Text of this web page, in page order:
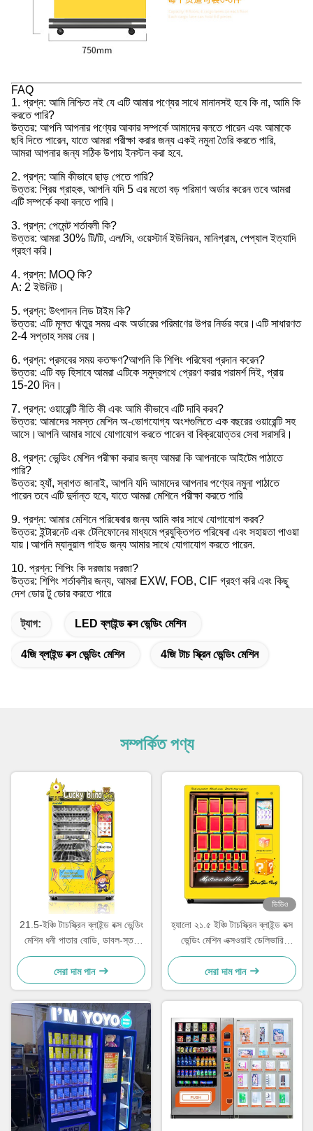
FAQ
1. প্রশ্ন: আমি নিশ্চিত নই যে এটি আমার পণ্যের সাথে মানানসই হবে কি না, আমি কি
করতে পারি?
উত্তর: আপনি আপনার পণ্যের আকার সম্পর্কে আমাদের বলতে পারেন এবং আমাকে
ছবি দিতে পারেন, যাতে আমরা পরীক্ষা করার জন্য একই নমুনা তৈরি করতে পারি,
আমরা আপনার জন্য সঠিক উপায় ইনস্টল করা হবে.
2. প্রশ্ন: আমি কীভাবে ছাড় পেতে পারি?
উত্তর: প্রিয় গ্রাহক, আপনি যদি 5 এর মতো বড় পরিমাণ অর্ডার করেন তবে আমরা
এটি সম্পর্কে কথা বলতে পারি।
3. প্রশ্ন: পেমেন্ট শর্তাবলী কি?
উত্তর: আমরা 30% টি/টি, এল/সি, ওয়েস্টার্ন ইউনিয়ন, মানিগ্রাম, পেপ্যাল ​​ইত্যাদি
গ্রহণ করি।
4. প্রশ্ন: MOQ কি?
A: 2 ইউনিট।
5. প্রশ্ন: উৎপাদন লিড টাইম কি?
উত্তর: এটি মূলত ঋতুর সময় এবং অর্ডারের পরিমাণের উপর নির্ভর করে।এটি সাধারণত
2-4 সপ্তাহ সময় নেয়।
6. প্রশ্ন: প্রসবের সময় কতক্ষণ?আপনি কি শিপিং পরিষেবা প্রদান করেন?
উত্তর: এটি বড় হিসাবে আমরা এটিকে সমুদ্রপথে প্রেরণ করার পরামর্শ দিই, প্রায়
15-20 দিন।
7. প্রশ্ন: ওয়ারেন্টি নীতি কী এবং আমি কীভাবে এটি দাবি করব?
উত্তর: আমাদের সমস্ত মেশিন অ-ভোগযোগ্য অংশগুলিতে এক বছরের ওয়ারেন্টি সহ
আসে।আপনি আমার সাথে যোগাযোগ করতে পারেন বা বিক্রয়োত্তর সেবা সরাসরি।
8. প্রশ্ন: ভেন্ডিং মেশিন পরীক্ষা করার জন্য আমরা কি আপনাকে আইটেম পাঠাতে
পারি?
উত্তর: হ্যাঁ, স্বাগত জানাই, আপনি যদি আমাদের আপনার পণ্যের নমুনা পাঠাতে
পারেন তবে এটি দুর্দান্ত হবে, যাতে আমরা মেশিনে পরীক্ষা করতে পারি
9. প্রশ্ন: আমার মেশিনে পরিষেবার জন্য আমি কার সাথে যোগাযোগ করব?
উত্তর: ইন্টারনেট এবং টেলিফোনের মাধ্যমে প্রযুক্তিগত পরিষেবা এবং সহায়তা পাওয়া
যায়।আপনি ম্যানুয়াল গাইড জন্য আমার সাথে যোগাযোগ করতে পারেন.
10. প্রশ্ন: শিপিং কি দরজায় দরজা?
উত্তর: শিপিং শর্তাবলীর জন্য, আমরা EXW, FOB, CIF গ্রহণ করি এবং কিছু
দেশ ডোর টু ডোর করতে পারে
ট্যাগ: LED ব্লাইন্ড বক্স ভেন্ডিং মেশিন
4জি ব্লাইন্ড বক্স ভেন্ডিং মেশিন 4জি টাচ স্ক্রিন ভেন্ডিং মেশিন
সম্পর্কিত পণ্য
21.5-ইঞ্চি টাচস্ক্রিন ব্লাইন্ড বক্স ভেন্ডিং
মেশিন ধনী পাতার বোডি, ডাবল-স্তর
বিস্ফোরণ-প্রমাণ টেম্পারেড গ্লাস এবং
অ্যান্টি-চুরি বিতরণ পোর্ট সহ
সেরা দাম পান
ভিডিও
হ্যালো ২১.৫ ইঞ্চি টাচস্ক্রিন ব্লাইন্ড বক্স
ভেন্ডিং মেশিন এক্সওয়াই ডেলিভারি
প্ল্যাটফর্ম অতিরিক্ত বড় ডিসপ্লে উইন্ডো
সহ
সেরা দাম পান